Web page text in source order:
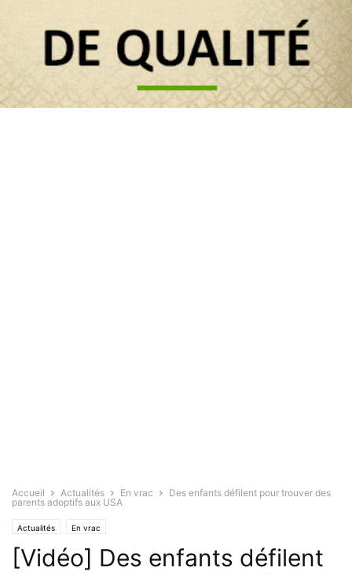
Accueil Actualités En vrac
Des enfants défilent pour trouver des
parents adoptifs aux USA
Actualités En vrac
[Vidéo] Des enfants défilent